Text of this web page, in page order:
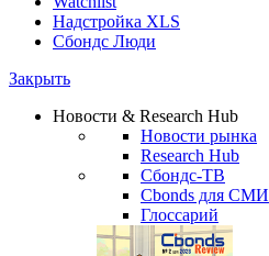
Надстройка XLS
Сбондс Люди
Закрыть
Новости & Research Hub
Новости рынка
Research Hub
Сбондс-ТВ
Cbonds для СМИ
Глоссарий